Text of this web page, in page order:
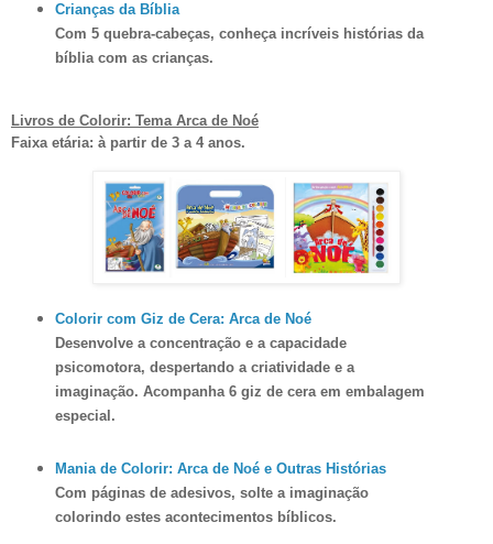
Crianças da Bíblia
Com 5 quebra-cabeças, conheça incríveis histórias da
bíblia com as crianças.
Livros de Colorir: Tema Arca de Noé
Faixa etária: à partir de 3 a 4 anos.
Colorir com Giz de Cera: Arca de Noé
Desenvolve a concentração e a capacidade
psicomotora, despertando a criatividade e a
imaginação. Acompanha 6 giz de cera em embalagem
especial.
Mania de Colorir: Arca de Noé e Outras Histórias
Com páginas de adesivos, solte a imaginação
colorindo estes acontecimentos bíblicos.